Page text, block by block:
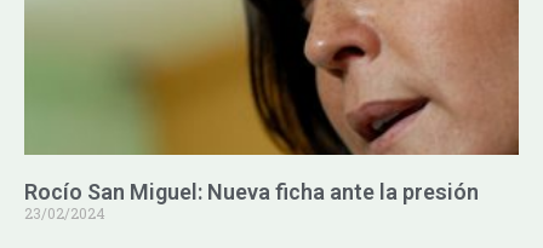
Rocío San Miguel: Nueva ficha ante la presión
23/02/2024